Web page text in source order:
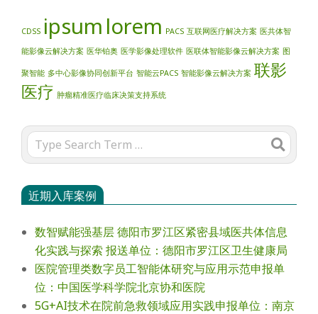
CDSS ipsum lorem PACS 互联网医疗解决方案 医共体智
能影像云解决方案 医华铂奥 医学影像处理软件 医联体智能影像云解决方案 图
聚智能 多中心影像协同创新平台 智能云PACS 智能影像云解决方案 联影
医疗 肿瘤精准医疗临床决策支持系统
Search
近期入库案例
数智赋能强基层 德阳市罗江区紧密县域医共体信息
化实践与探索 报送单位：德阳市罗江区卫生健康局
医院管理类数字员工智能体研究与应用示范申报单
位：中国医学科学院北京协和医院
5G+AI技术在院前急救领域应用实践申报单位：南京